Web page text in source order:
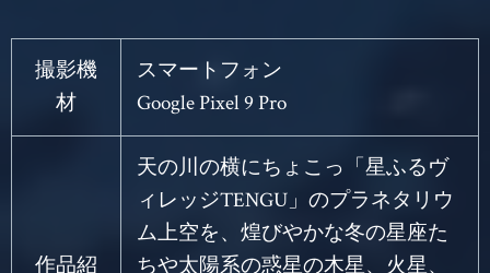
撮影機
材
スマートフォン
Google Pixel 9 Pro
作品紹
天の川の横にちょこっ「星ふるヴ
ィレッジTENGU」のプラネタリウ
ム上空を、煌びやかな冬の星座た
ちや太陽系の惑星の木星、火星、